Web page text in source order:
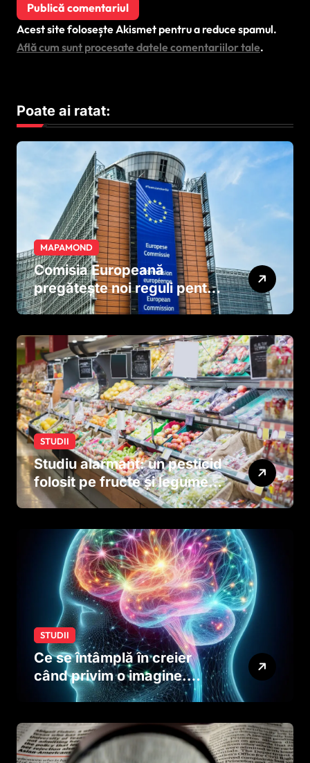
Acest site folosește Akismet pentru a reduce spamul.
Află cum sunt procesate datele comentariilor tale.
Poate ai ratat:
MAPAMOND
Comisia Europeană
pregătește noi reguli pentru
tutun și țigările electronice
STUDII
Studiu alarmant: un pesticid
folosit pe fructe și legume
ar putea afecta dezvoltarea
dinainte de naștere
STUDII
Ce se întâmplă în creier
când privim o imagine.
Studiul care explică rolul